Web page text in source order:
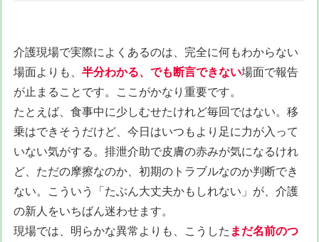
介護現場で実際によくあるのは、完全に何もわからない
場面よりも、 半分わかる、でも断言できない場面で報告
が止まることです。ここがかなり重要です。
たとえば、食事中に少しむせたけれど毎回ではない。移
乗はできそうだけど、今日はいつもより足に力が入って
いない気がする。排泄介助で皮膚の赤みが気になるけれ
ど、ただの摩擦なのか、初期のトラブルなのか判断でき
ない。こういう「たぶん大丈夫かもしれない」が、介護
の新人をいちばん迷わせます。
現場では、明らかな異常よりも、こうした まだ名前のつ